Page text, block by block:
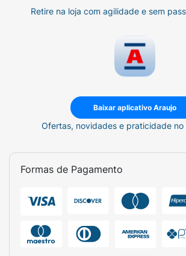
Retire na loja com agilidade e sem
Baixar aplicativo Araujo
Ofertas, novidades e praticidade no
Formas de Pagamento